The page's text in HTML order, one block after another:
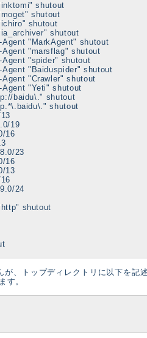
shutout
shutout
shutout
shutout
"MarkAgent" shutout
"marsflag" shutout
"spider" shutout
"Baiduspider" shutout
"Crawler" shutout
"Yeti" shutout
baidu\." shutout
shutout
19
16
23
16
13
24
shutout
が、トップディレクトリに以下を記
す。